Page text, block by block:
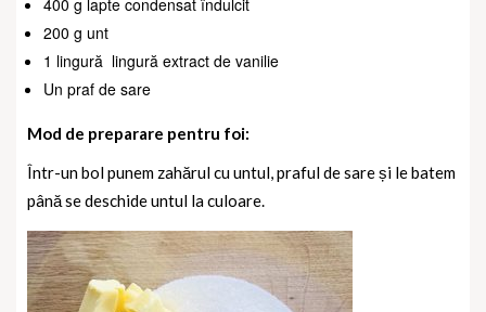
200 g unt
1 lingură lingură extract de vanilie
Un praf de sare
Mod de preparare pentru foi:
Într-un bol punem zahărul cu untul, praful de sare și le batem
până se deschide untul la culoare.